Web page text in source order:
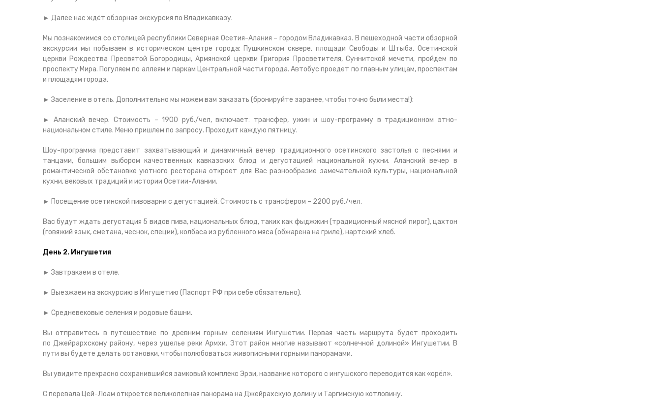
► Далее нас ждёт обзорная экскурсия по Владикавказу.
Мы познакомимся со столицей республики Северная Осетия-Алания – городом Владикавказ. В пешеходной части обзорной
экскурсии мы побываем в историческом центре города: Пушкинском сквере, площади Свободы и Штыба, Осетинской
церкви Рождества Пресвятой Богородицы, Армянской церкви Григория Просветителя, Суннитской мечети, пройдем по
проспекту Мира. Погуляем по аллеям и паркам Центральной части города. Автобус проедет по главным улицам, проспектам
и площадям города.
► Заселение в отель. Дополнительно мы можем вам заказать (бронируйте заранее, чтобы точно были места!):
► Аланский вечер. Стоимость – 1900 руб./чел, включает: трансфер, ужин и шоу-программу в традиционном этно-
национальном стиле. Меню пришлем по запросу. Проходит каждую пятницу.
Шоу-программа представит захватывающий и динамичный вечер традиционного осетинского застолья с песнями и
танцами, большим выбором качественных кавказских блюд и дегустацией национальной кухни. Аланский вечер в
романтической обстановке уютного ресторана откроет для Вас разнообразие замечательной культуры, национальной
кухни, вековых традиций и истории Осетии-Алании.
► Посещение осетинской пивоварни с дегустацией. Стоимость с трансфером – 2200 руб./чел.
Вас будут ждать дегустация 5 видов пива, национальных блюд, таких как фыджжин (традиционный мясной пирог), цахтон
(говяжий язык, сметана, чеснок, специи), колбаса из рубленного мяса (обжарена на гриле), нартский хлеб.
День 2. Ингушетия
► Завтракаем в отеле.
► Выезжаем на экскурсию в Ингушетию (Паспорт РФ при себе обязательно).
► Средневековые селения и родовые башни.
Вы отправитесь в путешествие по древним горным селениям Ингушетии. Первая часть маршрута будет проходить
по Джейрархскому району, через ущелье реки Армхи. Этот район многие называют «солнечной долиной» Ингушетии. В
пути вы будете делать остановки, чтобы полюбоваться живописными горными панорамами.
Вы увидите прекрасно сохранившийся замковый комплекс Эрзи, название которого с ингушского переводится как «орёл».
С перевала Цей-Лоам откроется великолепная панорама на Джейрахскую долину и Таргимскую котловину.